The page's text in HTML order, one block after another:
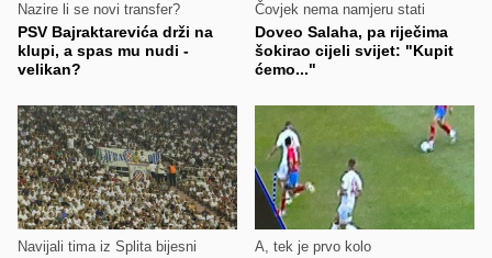
Nazire li se novi transfer?
PSV Bajraktarevića drži na
klupi, a spas mu nudi -
velikan?
Čovjek nema namjeru stati
Doveo Salaha, pa riječima
šokirao cijeli svijet: "Kupit
ćemo..."
Navijali tima iz Splita bijesni A, tek je prvo kolo